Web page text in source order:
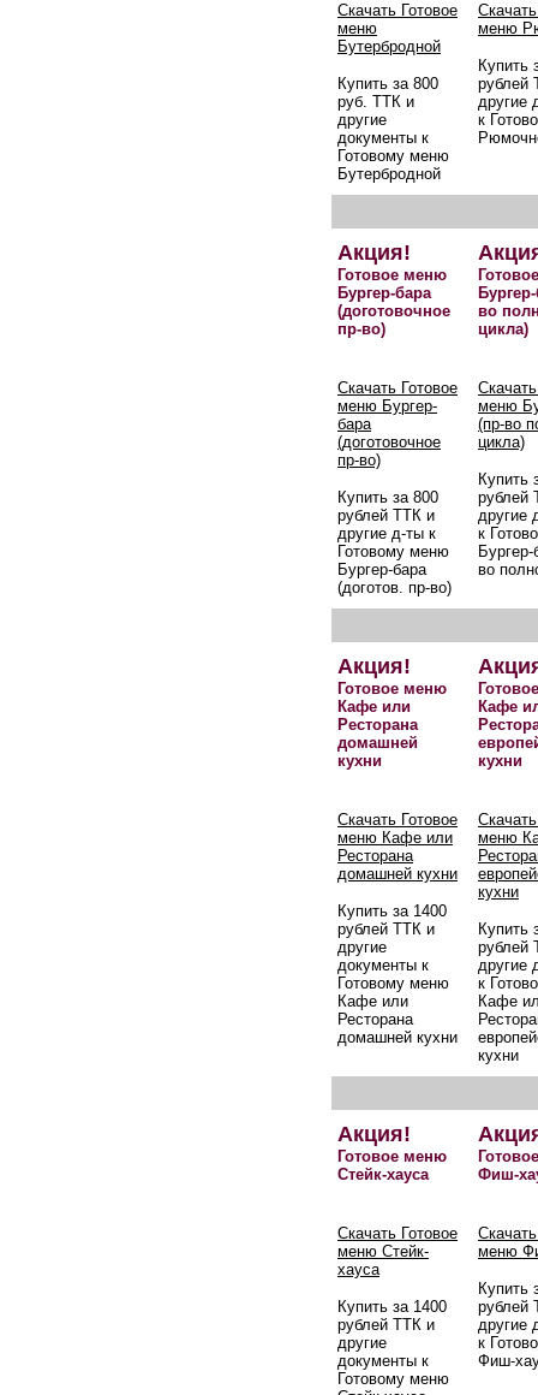
Скачать Готовое
меню
Бутербродной
Купить за 800
руб. ТТК и
другие
документы к
Готовому меню
Бутербродной
меню
Купить
рублей
другие
к
Акция!
Готовое меню
Бургер-бара
(доготовочное
пр-во)
во
цикла)
Скачать Готовое
меню Бургер-
бара
(доготовочное
пр-во)
Купить за 800
рублей ТТК и
другие д-ты к
Готовому меню
Бургер-бара
(доготов. пр-во)
меню
(пр-во
цикла)
Купить
рублей
другие
к
во
Акция!
Готовое меню
Кафе или
Ресторана
домашней
кухни
Кафе
кухни
Скачать Готовое
меню Кафе или
Ресторана
домашней кухни
Купить за 1400
рублей ТТК и
другие
документы к
Готовому меню
Кафе или
Ресторана
домашней кухни
меню
кухни
Купить
рублей
другие
к
Кафе
кухни
Акция!
Готовое меню
Стейк-хауса
Фиш-
Скачать Готовое
меню Стейк-
хауса
Купить за 1400
рублей ТТК и
другие
документы к
Готовому меню
меню
Купить
рублей
другие
к
Фиш-